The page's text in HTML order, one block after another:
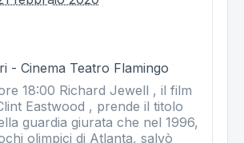
- Cinema Teatro Flamingo
18:00 Richard Jewell , il film
Eastwood , prende il titolo
guardia giurata che nel 1996,
olimpici di Atlanta, salvò